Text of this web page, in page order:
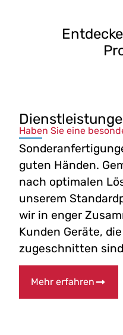
Haben Sie eine
guten Händen.
nach optimalen
unserem
wir in enger
Kunden Geräte,
zugeschnitten
Mehr erfahren